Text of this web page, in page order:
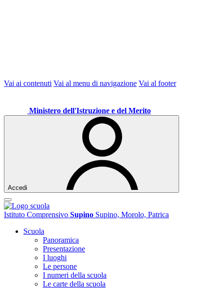
Vai ai contenuti Vai al menu di navigazione Vai al footer
Ministero dell'Istruzione e del Merito
Accedi
Istituto Comprensivo Supino Supino, Morolo, Patrica
Scuola
Panoramica
Presentazione
I luoghi
Le persone
I numeri della scuola
Le carte della scuola